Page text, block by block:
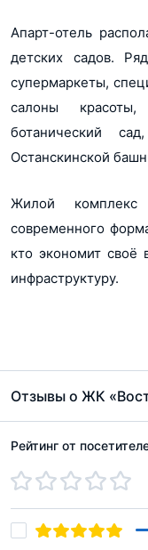
Апарт-отель
детских садов.
супермаркеты,
салоны
ботанический
Останскинской
Жилой
современного
кто экономит своё
инфраструктуру.
Отзывы о ЖК
Рейтинг от